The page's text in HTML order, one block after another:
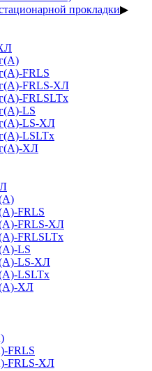
прокладки▶
FRLS
FRLS-ХЛ
FRLSLTx
LS
LS-ХЛ
LSLTx
ХЛ
FRLS
FRLS-ХЛ
FRLSLTx
LS
LS-ХЛ
LSLTx
ХЛ
FRLS
FRLS-ХЛ